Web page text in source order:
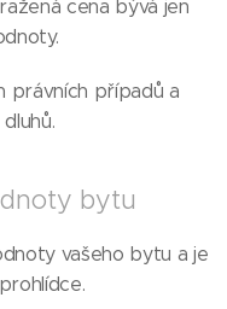
cena bývá jen
právních případů a
bytu
vašeho bytu a je